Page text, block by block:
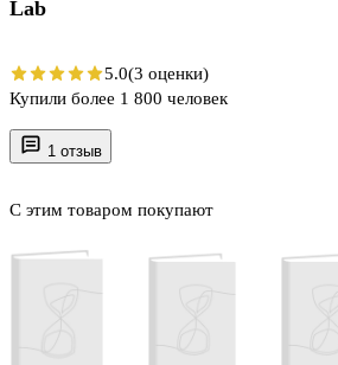
1 отзыв
С этим товаром покупают
Lab
5.0(3 оценки)
Купили более 1 800 человек